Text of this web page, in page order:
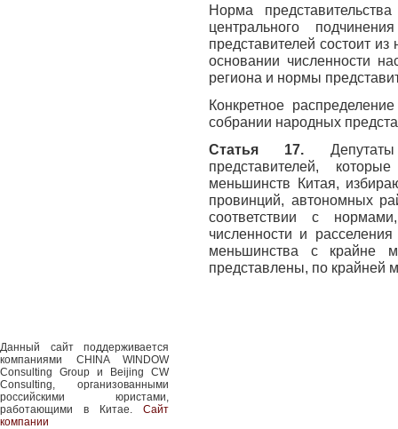
Норма
центрального
представителей состоит
основании численности
региона и нормы
Конкретное
собрании народных
Статья 17.
представителей,
меньшинств Китая,
провинций, автономных
соответствии с
численности и
меньшинства с крайне
представлены, по крайней
Данный сайт поддерживается
компаниями CHINA WINDOW
Consulting Group и Beijing CW
Consulting, организованными
российскими юристами,
работающими в Китае. Сайт
компании